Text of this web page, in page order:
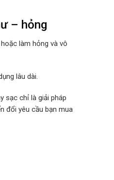
– hỏng
làm hỏng và vô
lâu dài.
sạc chỉ là giải pháp
đổi yêu cầu bạn mua